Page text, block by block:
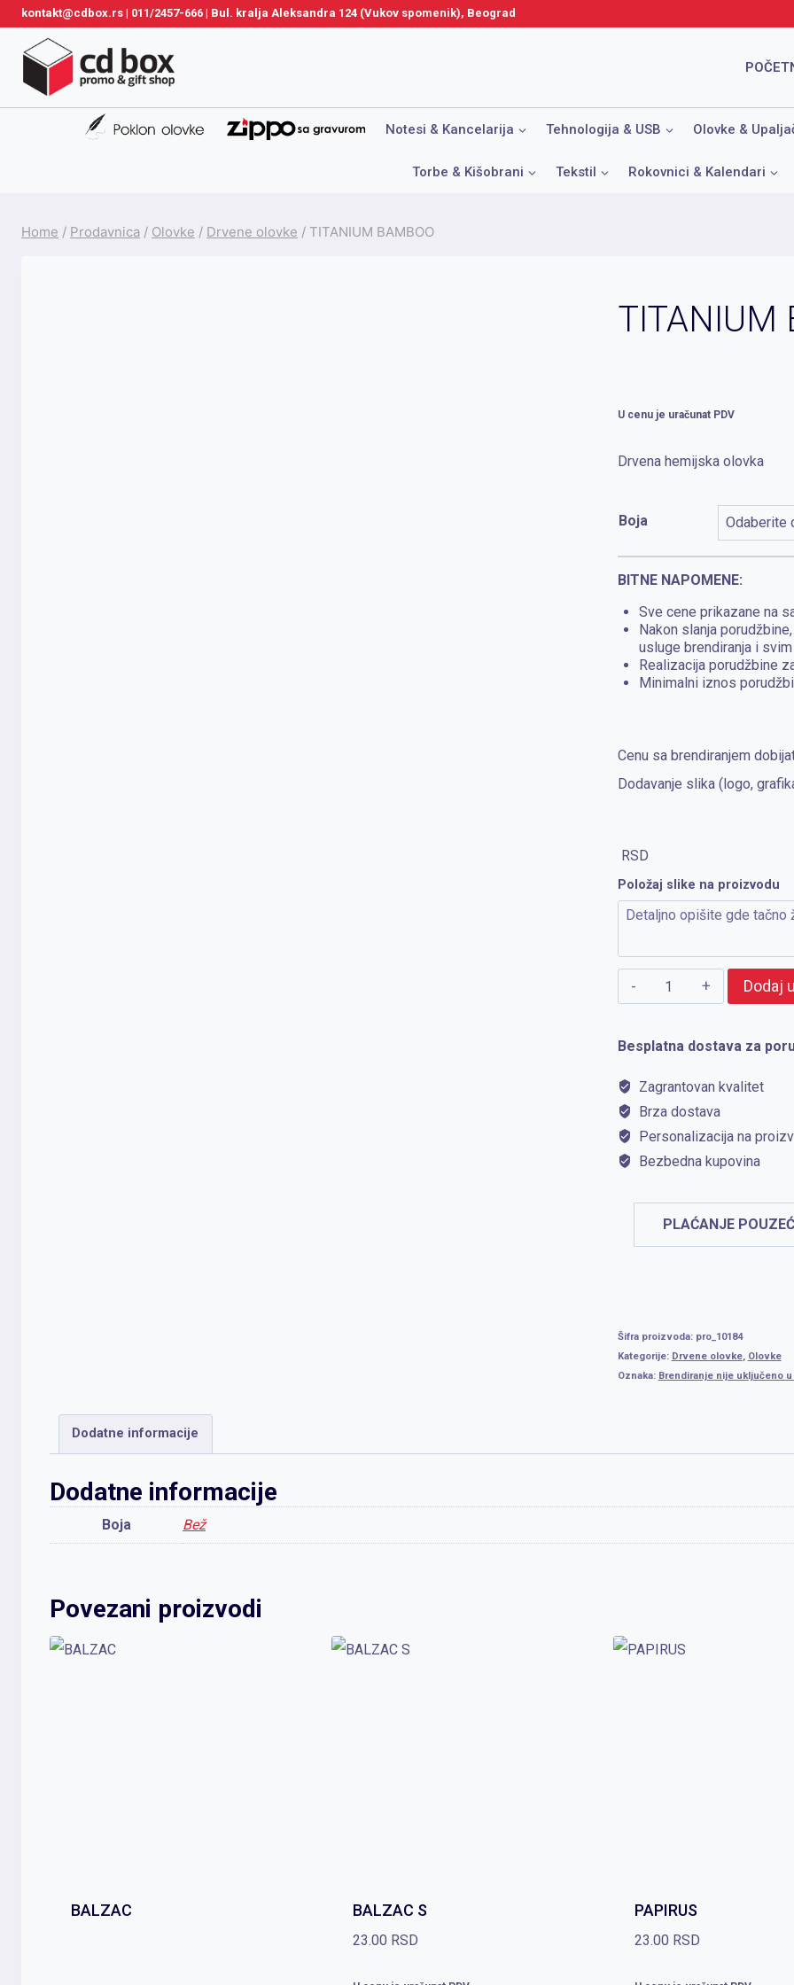
Skip
content
kontakt@cdbox.rs | 011/2457-666 | Bul. kralja Aleksandra 124 (Vukov spomenik), Beograd
Notesi & Kancelarija Tehnologija & USB Olovke &
Torbe & Kišobrani Tekstil Rokovnici & Kalendari
Home / Prodavnica / Olovke / Drvene olovke / TITANIUM BAMBOO
TITANIUM
U cenu je uračunat PDV
Drvena hemijska olovka
Boja
BITNE NAPOMENE:
Sve cene prikazane na
Nakon slanja
usluge brendiranja i
Realizacija porudžbine
Minimalni iznos
Cenu sa brendiranjem
Dodavanje slika (logo,
RSD
Položaj slike na proizvodu
TITANIUM
količina
Dodaj
Besplatna dostava za
Zagrantovan kvalitet
Brza dostava
Personalizacija na
Bezbedna kupovina
PLAĆANJE
Šifra proizvoda: pro_10184
Kategorije: Drvene olovke, Olovke
Oznaka: Brendiranje nije uključeno
Dodatne informacije
Dodatne informacije
Boja Bež
Povezani proizvodi
BALZAC BALZAC S
23.00 RSD
PAPIRUS
23.00 RSD